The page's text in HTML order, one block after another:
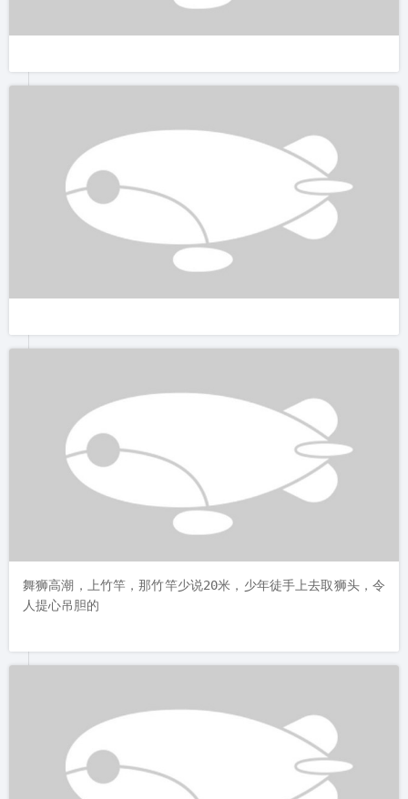
舞狮高潮，上竹竿，那竹竿少说20米，少年徒手上去取狮头，令
人提心吊胆的